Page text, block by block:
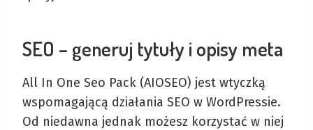
SEO – generuj tytuły i opisy meta
All In One Seo Pack (AIOSEO) jest wtyczką
wspomagającą działania SEO w WordPressie.
Od niedawna jednak możesz korzystać w niej